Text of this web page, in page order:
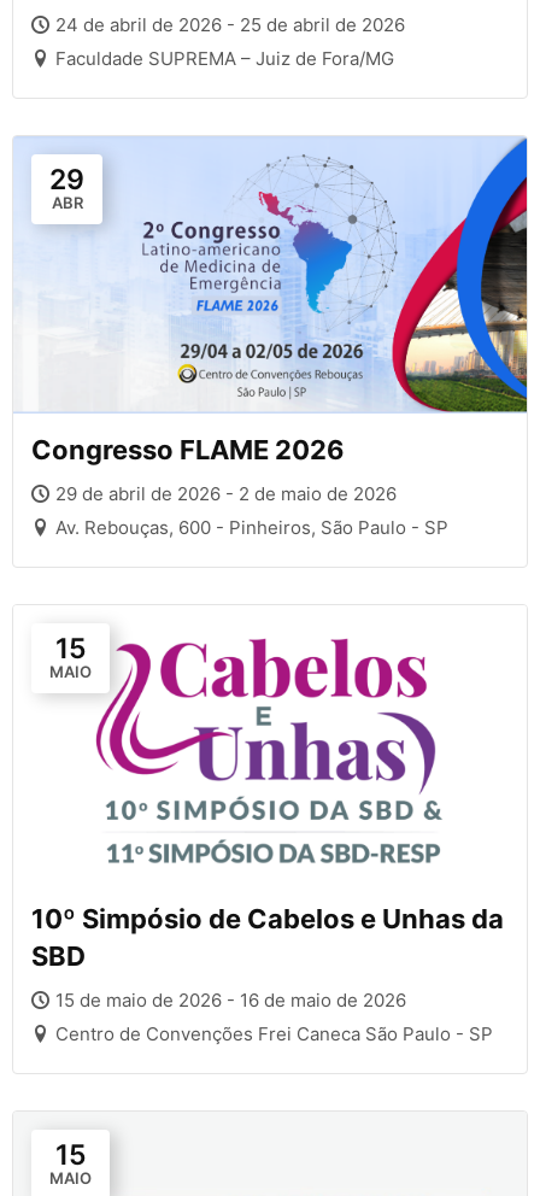
de Reabilitação Cardiovascular
24 de abril de 2026 - 25 de abril de 2026
Faculdade SUPREMA – Juiz de Fora/MG
29
ABR
Congresso FLAME 2026
29 de abril de 2026 - 2 de maio de 2026
Av. Rebouças, 600 - Pinheiros, São Paulo - SP
15
MAIO
10º Simpósio de Cabelos e Unhas da
SBD
15 de maio de 2026 - 16 de maio de 2026
Centro de Convenções Frei Caneca São Paulo - SP
15
MAIO